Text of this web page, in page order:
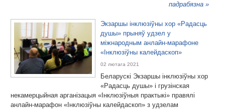
падрабязна »
Экзаршы інклюзіўны хор «Радасць
душы» прыняў удзел у
міжнародным анлайн-марафоне
«Інклюзіўны калейдаскоп»
02 лютага 2021
Беларускі Экзаршы інклюзіўны хор
«Радасць душы» і грузінская
некамерцыйная арганізацыя «Інклюзіўныя практыкі» правялі
анлайн-марафон «Інклюзіўны калейдаскоп» з удзелам